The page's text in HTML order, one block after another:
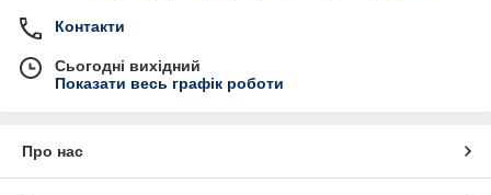
Контакти
Сьогодні вихідний
Показати весь графік роботи
Про нас